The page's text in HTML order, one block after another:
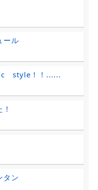
ール
style！！......
タン